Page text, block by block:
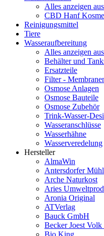
Alles anzeigen
CBD Hanf
Reinigungsmittel
Tiere
Wasseraufbereitung
Alles anzeigen
Behälter und
Ersatzteile
Filter -
Osmose Anlagen
Osmose Bauteile
Osmose Zubehör
Trink-Wasser-
Wasseranschlüsse
Wasserhähne
Wasserveredelung
Hersteller
AlmaWin
Antersdorfer
Arche Naturkost
Aries
Aronia Original
ATVerlag
Bauck GmbH
Becker Joest Volk
Bio King